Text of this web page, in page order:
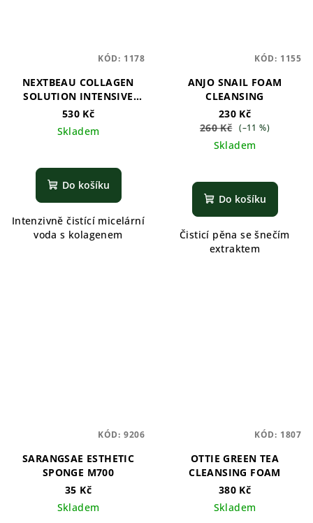
NEXTBEAU COLLAGEN
SOLUTION INTENSIVE
CLEANSING WATER
530 Kč
Skladem
Do košíku
Intenzivně čistící micelární
voda s kolagenem
KÓD: 1178
ANJO SNAIL FOAM
CLEANSING
230 Kč
260 Kč (–11 %)
Skladem
Do košíku
Čisticí pěna se šnečím
extraktem
KÓD: 1155
SARANGSAE ESTHETIC
SPONGE M700
35 Kč
Skladem
KÓD: 9206
OTTIE GREEN TEA
CLEANSING FOAM
380 Kč
Skladem
KÓD: 1807